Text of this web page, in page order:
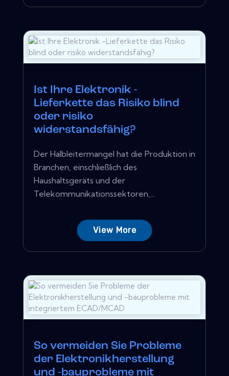
Ist Ihre Elektronik -
Lieferkette das Risiko blind
oder risiko
widerstandsfähig?
Der Halbleitermangel hat die Produktion in
Branchen, einschließlich des
Haushaltsgeräts und der
Telekommunikationssektoren,...
View More
So vermeiden Sie Probleme
der Elektronikherstellung
und -bauprobleme mit